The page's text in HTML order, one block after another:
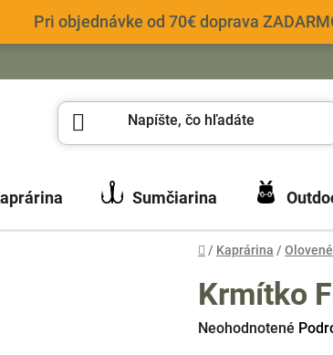
Pri objednávke od 70€ doprava
Sumčiarina
Domov
/ Kaprárina /
Krmítko
Priemerné
Neohodnotené